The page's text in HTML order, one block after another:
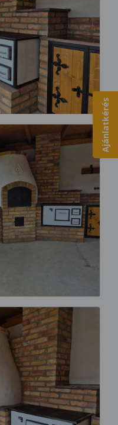
Ajánlatkérés